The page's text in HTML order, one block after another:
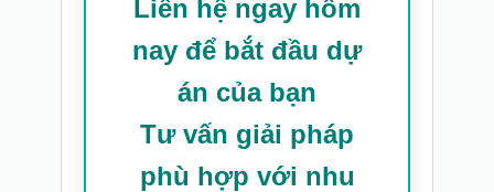
Liên hệ ngay hôm
nay để bắt đầu dự
án của bạn
Tư vấn giải pháp
phù hợp với nhu